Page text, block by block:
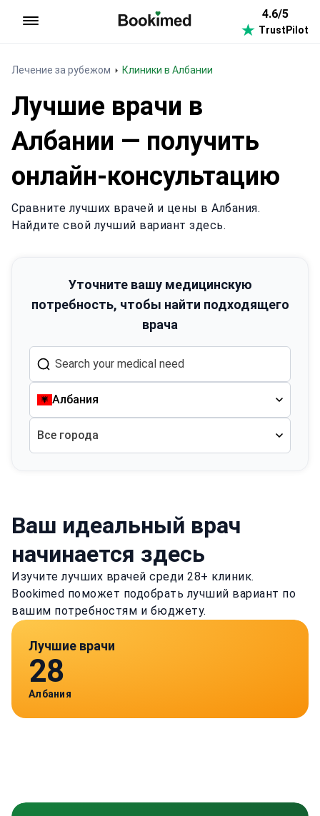
4.6/5
TrustPilot
Лечение за рубежом Клиники в Албании
Лучшие врачи в
Албании — получить
онлайн-консультацию
Сравните лучших врачей и цены в Албания.
Найдите свой лучший вариант здесь.
Уточните вашу медицинскую
потребность, чтобы найти подходящего
врача
Албания
Все города
Ваш идеальный врач
начинается здесь
Изучите лучших врачей среди 28+ клиник.
Bookimed поможет подобрать лучший вариант по
вашим потребностям и бюджету.
Лучшие врачи
28
Албания